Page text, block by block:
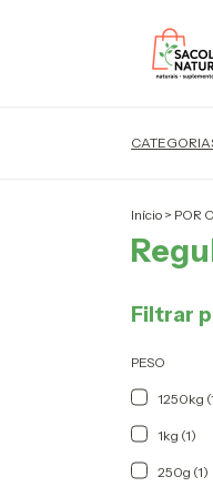
Início > POR
Filtrar
PESO
1250kg
1kg (1)
250g (1)